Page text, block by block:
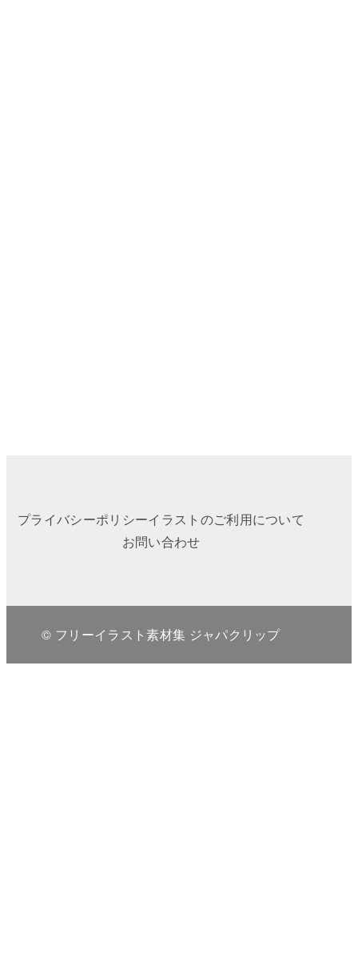
プライバシーポリシーイラストのご利用について
お問い合わせ
© フリーイラスト素材集 ジャパクリップ